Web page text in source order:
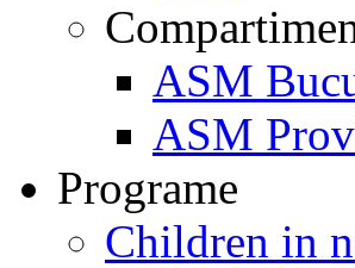
ASM
ASM
Programe
Children in